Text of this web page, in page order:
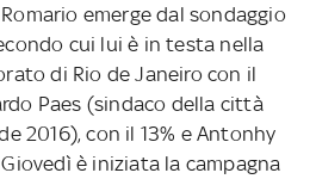
emerge dal sondaggio
cui lui è in testa nella
di Rio de Janeiro con il
Paes (sindaco della città
2016), con il 13% e Antonhy
è iniziata la campagna